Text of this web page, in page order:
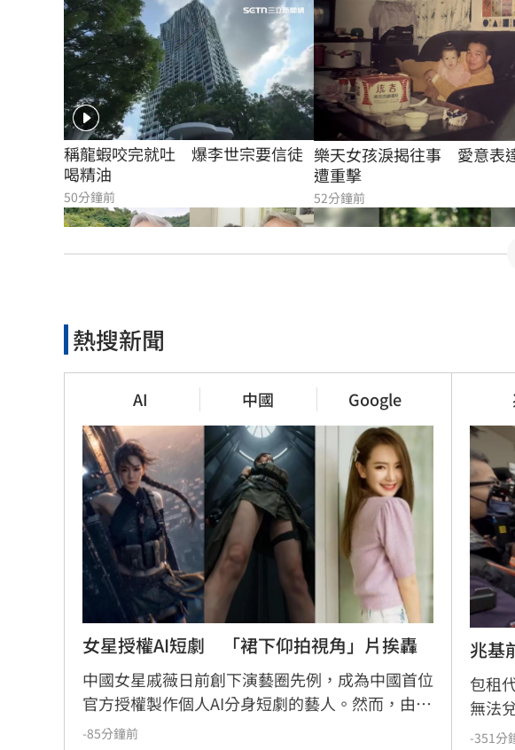
稱龍蝦咬完就吐　爆李世宗要信徒
喝精油
50分鐘前
樂天女孩淚揭往事　愛意表
遭重擊
52分鐘前
女友台大3碩1博爆造假！姜厚任：
異常原因
1小時前
63歲章小蕙吐露心聲：後悔當年嫁
給鍾鎮濤
最遺憾童年記憶空白　禹菡
真不懂事
1小時前
熱搜新聞
AI 中國 Google
女星授權AI短劇　「裙下仰拍視角」片挨轟
中國女星戚薇日前創下演藝圈先例，成為中國首位
官方授權製作個人AI分身短劇的藝人。然而，由戚
薇AI分身演出的首部作品《末日盛夏》今（7日）
-85分鐘前
兆基
包租
無法
搜索
-351分